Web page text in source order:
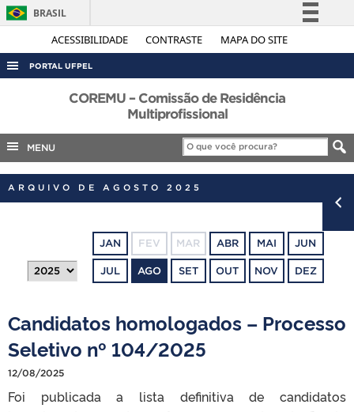
ACESSIBILIDADE CONTRASTE MAPA DO SITE
BRASIL
Simplifique!
Acesso à informação
Legislação
Canais
PORTAL UFPEL
ACESSO À INFORMAÇÃO
COBALTO
CONCURSOS
PORTARIAS
COREMU – Comissão de Residência
Multiprofissional
MENU
ARQUIVO DE AGOSTO 2025
JAN FEV MAR ABR MAI JUN
JUL AGO SET OUT NOV DEZ
Candidatos homologados – Processo
Seletivo nº 104/2025
12/08/2025
Foi publicada a lista definitiva de candidatos